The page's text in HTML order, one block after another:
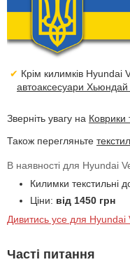
Крім килимків Hyundai
автоаксесуари
Зверніть увагу на Коврики
Також перегляньте
В наявності для Hyundai
Килимки текстильні
Ціни: від 1450 грн
Дивитись усе для Hyundai
Часті питання